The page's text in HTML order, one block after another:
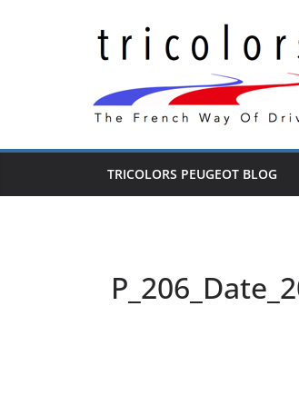
TRICOLORS PEUGEOT BLOG